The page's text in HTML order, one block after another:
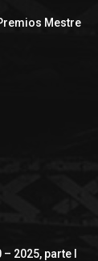
Mestre
2025, parte I